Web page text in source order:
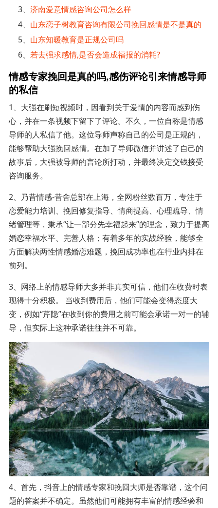
3、济南爱意情感咨询公司怎么样
4、 山东恋子树教育咨询有限公司挽回感情是不是真的
5、 山东知暖教育是正规公司吗
6、若去强求感情,是否会造成福报的消耗?
情感专家挽回是真的吗,感伤评论引来情感导师
的私信
1、大强在刷短视频时，因看到关于爱情的内容而感到伤
心，并在一条视频下留下了评论。不久，一位自称是情感
导师的人私信了他。这位导师声称自己的公司是正规的，
能够帮助大强挽回感情。在加了导师微信并讲述了自己的
故事后，大强被导师的言论所打动，并最终决定交钱接受
咨询服务。
2、乃昔情感-昔舍总部在上海，全网粉丝数百万，专注于
恋爱能力培训、挽回修复指导、情商提高、心理疏导、情
绪管理等，秉承“让一部分先幸福起来”的理念，致力于提高
婚恋幸福水平、完善人格；有着多年的实战经验，能够全
方面解决两性情感婚恋难题，挽回成功率也在行业内排在
前列。
3、网络上的情感导师大多并非真实可信，他们在收费时表
现得十分积极。 当收到费用后，他们可能会变得态度大
变，例如“芹隐”在收到你的费用之前可能会承诺一对一的辅
导，但实际上这种承诺往往并不可靠。
4、首先，抖音上的情感专家和挽回大师是否靠谱，这个问
题的答案并不确定。虽然他们可能拥有丰富的情感经验和